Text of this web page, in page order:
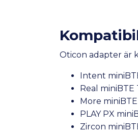
Oticon adapter är
Intent
Real miniBTE
More
PLAY PX
Zircon